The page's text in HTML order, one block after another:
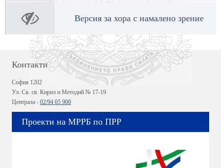
Версия за хора с намалено зрение
Контакти
София 1202
Ул. Св. св. Кирил и Методий № 17-19
Централа - 02/94 05 900
Проекти на МРРБ по ПРР